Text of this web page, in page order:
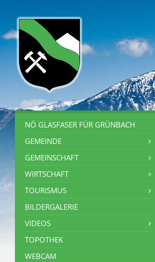
NÖ GLASFASER FÜR GRÜNBACH
GEMEINDE
GEMEINSCHAFT
WIRTSCHAFT
TOURISMUS
BILDERGALERIE
VIDEOS
TOPOTHEK
WEBCAM